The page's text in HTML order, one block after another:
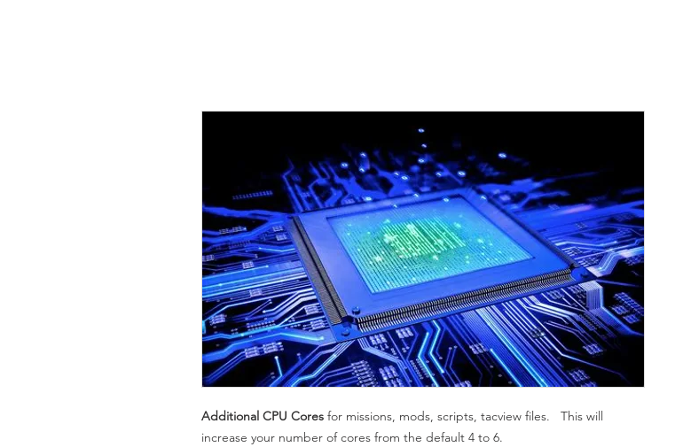
Additional CPU Cores for missions, mods, scripts, tacview files. This will
increase your number of cores from the default 4 to 6.